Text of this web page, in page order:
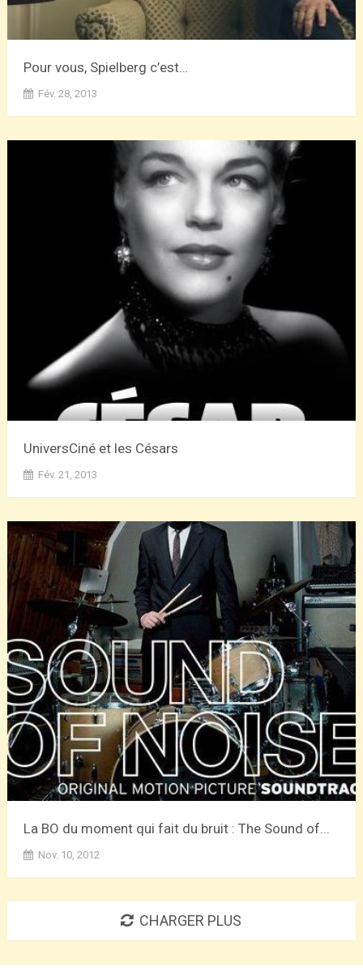
Pour vous, Spielberg c’est…
Fév. 28, 2013
UniversCiné et les Césars
Fév. 21, 2013
La BO du moment qui fait du bruit : The Sound of...
Nov. 10, 2012
CHARGER PLUS